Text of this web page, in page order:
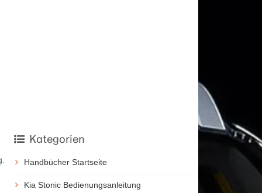
Kategorien
Handbücher Startseite
Kia Stonic Bedienungsanleitung